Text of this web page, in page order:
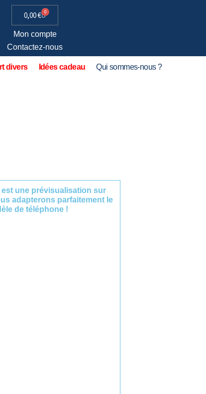
0,00€ 0
Mon compte
Contactez-nous
divers Idées cadeau Qui sommes-nous ?
est une prévisualisation sur
adapterons parfaitement le
de téléphone !